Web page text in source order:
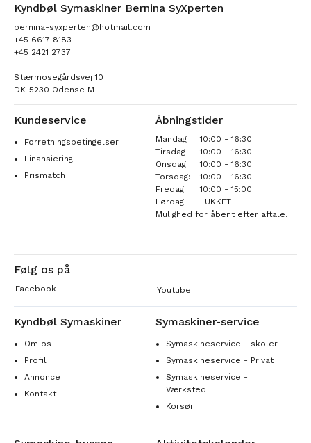
Kyndbøl Symaskiner Bernina SyXperten
bernina-syxperten@hotmail.com
+45 6617 8183
+45 2421 2737
Stærmosegårdsvej 10
DK-5230 Odense M
Kundeservice
Forretningsbetingelser
Finansiering
Prismatch
Åbningstider
Mandag
10:00 - 16:30
Tirsdag
10:00 - 16:30
Onsdag
10:00 - 16:30
Torsdag:
10:00 - 16:30
Fredag:
10:00 - 15:00
Lørdag:
LUKKET
Mulighed for åbent efter aftale.
Følg os på
Facebook Youtube
Kyndbøl Symaskiner
Om os
Profil
Annonce
Kontakt
Symaskiner-service
Symaskineservice - skoler
Symaskineservice - Privat
Symaskineservice -
Værksted
Korsør